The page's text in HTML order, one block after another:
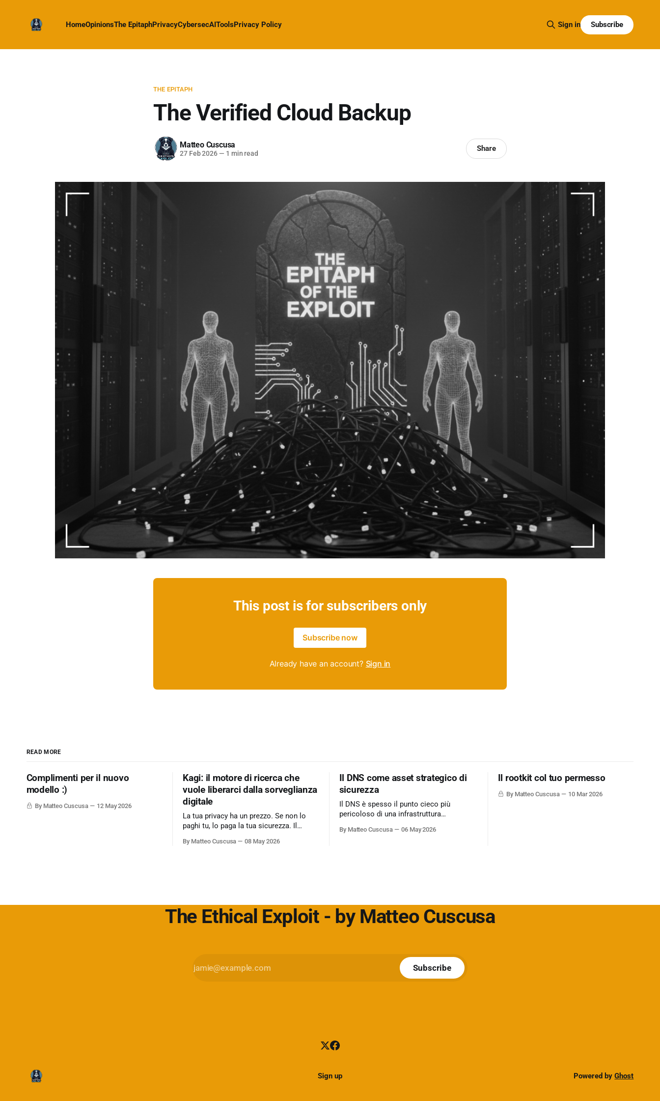
HomeOpinionsThe EpitaphPrivacyCybersecAIToolsPrivacy Policy Sign in Subscribe
THE EPITAPH
The Verified Cloud Backup
Matteo Cuscusa
27 Feb 2026 — 1 min read
Share
This post is for subscribers only
Subscribe now
Already have an account? Sign in
READ MORE
Complimenti per il nuovo
modello :)
By Matteo Cuscusa 12 May 2026
Kagi: il motore di ricerca che
vuole liberarci dalla sorveglianza
digitale
La tua privacy ha un prezzo. Se non lo
paghi tu, lo paga la tua sicurezza. Il
sull'advertising è il peccato originale del
By Matteo Cuscusa 08 May 2026
Il DNS come asset strategico di
sicurezza
Il DNS è spesso il punto cieco più
pericoloso di una infrastruttura
rischi critici come l’esfiltrazione dati via
By Matteo Cuscusa 06 May 2026
Il rootkit col tuo permesso
By Matteo Cuscusa 10 Mar 2026
The Ethical Exploit - by Matteo Cuscusa
Subscribe
Sign up Powered byGhost